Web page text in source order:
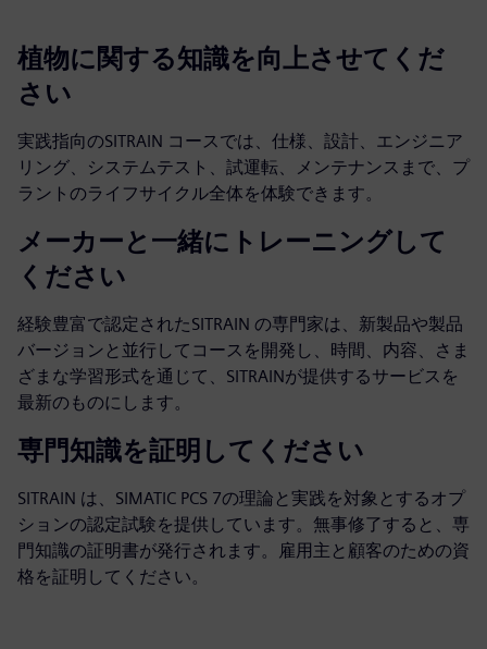
植物に関する知識を向上させてくだ
さい
実践指向のSITRAIN コースでは、仕様、設計、エンジニア
リング、システムテスト、試運転、メンテナンスまで、プ
ラントのライフサイクル全体を体験できます。
メーカーと一緒にトレーニングして
ください
経験豊富で認定されたSITRAIN の専門家は、新製品や製品
バージョンと並行してコースを開発し、時間、内容、さま
ざまな学習形式を通じて、SITRAINが提供するサービスを
最新のものにします。
専門知識を証明してください
SITRAIN は、SIMATIC PCS 7の理論と実践を対象とするオプ
ションの認定試験を提供しています。無事修了すると、専
門知識の証明書が発行されます。雇用主と顧客のための資
格を証明してください。